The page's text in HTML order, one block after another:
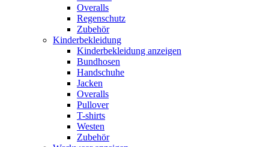
Overalls
Regenschutz
Zubehör
Kinderbekleidung
Kinderbekleidung anzeigen
Bundhosen
Handschuhe
Jacken
Overalls
Pullover
T-shirts
Westen
Zubehör